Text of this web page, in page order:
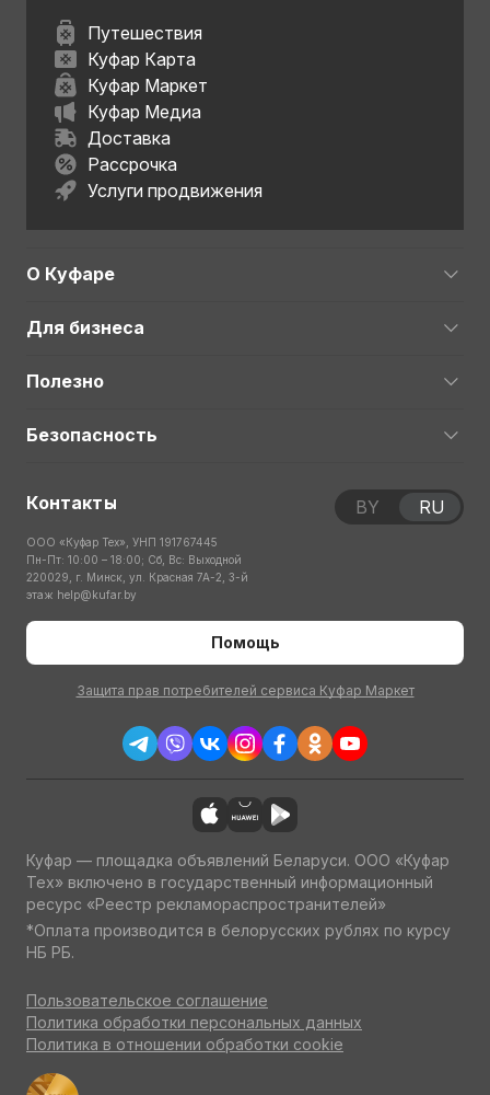
Путешествия
Куфар Карта
Куфар Маркет
Куфар Медиа
Доставка
Рассрочка
Услуги продвижения
О Куфаре
Для бизнеса
Полезно
Безопасность
Контакты
ООО «Куфар Тех», УНП 191767445
Пн-Пт: 10:00 – 18:00; Сб, Вс: Выходной
220029, г. Минск, ул. Красная 7А-2, 3-й
этаж help@kufar.by
Помощь
Защита прав потребителей сервиса Куфар Маркет
BY RU
Куфар — площадка объявлений Беларуси. ООО «Куфар
Тех» включено в государственный информационный
ресурс «Реестр рекламораспространителей»
*Оплата производится в белорусских рублях по курсу
НБ РБ.
Пользовательское соглашение
Политика обработки персональных данных
Политика в отношении обработки cookie